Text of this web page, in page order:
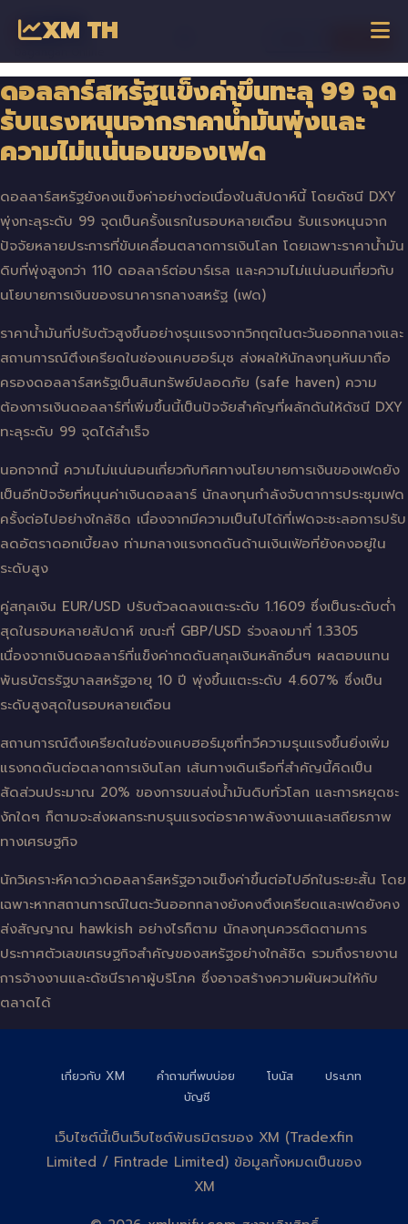
XM TH เริ่มเทรด
ดอลลาร์สหรัฐแข็งค่าขึ้นทะลุ 99 จุด
รับแรงหนุนจากราคาน้ำมันพุ่งและ
ความไม่แน่นอนของเฟด
ดอลลาร์สหรัฐยังคงแข็งค่าอย่างต่อเนื่องในสัปดาห์นี้ โดยดัชนี DXY
พุ่งทะลุระดับ 99 จุดเป็นครั้งแรกในรอบหลายเดือน รับแรงหนุนจาก
ปัจจัยหลายประการที่ขับเคลื่อนตลาดการเงินโลก โดยเฉพาะราคาน้ำมัน
ดิบที่พุ่งสูงกว่า 110 ดอลลาร์ต่อบาร์เรล และความไม่แน่นอนเกี่ยวกับ
นโยบายการเงินของธนาคารกลางสหรัฐ (เฟด)
ราคาน้ำมันที่ปรับตัวสูงขึ้นอย่างรุนแรงจากวิกฤตในตะวันออกกลางและ
สถานการณ์ตึงเครียดในช่องแคบฮอร์มุซ ส่งผลให้นักลงทุนหันมาถือ
ครองดอลลาร์สหรัฐเป็นสินทรัพย์ปลอดภัย (safe haven) ความ
ต้องการเงินดอลลาร์ที่เพิ่มขึ้นนี้เป็นปัจจัยสำคัญที่ผลักดันให้ดัชนี DXY
ทะลุระดับ 99 จุดได้สำเร็จ
นอกจากนี้ ความไม่แน่นอนเกี่ยวกับทิศทางนโยบายการเงินของเฟดยัง
เป็นอีกปัจจัยที่หนุนค่าเงินดอลลาร์ นักลงทุนกำลังจับตาการประชุมเฟด
ครั้งต่อไปอย่างใกล้ชิด เนื่องจากมีความเป็นไปได้ที่เฟดจะชะลอการปรับ
ลดอัตราดอกเบี้ยลง ท่ามกลางแรงกดดันด้านเงินเฟ้อที่ยังคงอยู่ใน
ระดับสูง
คู่สกุลเงิน EUR/USD ปรับตัวลดลงแตะระดับ 1.1609 ซึ่งเป็นระดับต่ำ
สุดในรอบหลายสัปดาห์ ขณะที่ GBP/USD ร่วงลงมาที่ 1.3305
เนื่องจากเงินดอลลาร์ที่แข็งค่ากดดันสกุลเงินหลักอื่นๆ ผลตอบแทน
พันธบัตรรัฐบาลสหรัฐอายุ 10 ปี พุ่งขึ้นแตะระดับ 4.607% ซึ่งเป็น
ระดับสูงสุดในรอบหลายเดือน
สถานการณ์ตึงเครียดในช่องแคบฮอร์มุซที่ทวีความรุนแรงขึ้นยิ่งเพิ่ม
แรงกดดันต่อตลาดการเงินโลก เส้นทางเดินเรือที่สำคัญนี้คิดเป็น
สัดส่วนประมาณ 20% ของการขนส่งน้ำมันดิบทั่วโลก และการหยุดชะ
งักใดๆ ก็ตามจะส่งผลกระทบรุนแรงต่อราคาพลังงานและเสถียรภาพ
ทางเศรษฐกิจ
นักวิเคราะห์คาดว่าดอลลาร์สหรัฐอาจแข็งค่าขึ้นต่อไปอีกในระยะสั้น โดย
เฉพาะหากสถานการณ์ในตะวันออกกลางยังคงตึงเครียดและเฟดยังคง
ส่งสัญญาณ hawkish อย่างไรก็ตาม นักลงทุนควรติดตามการ
ประกาศตัวเลขเศรษฐกิจสำคัญของสหรัฐอย่างใกล้ชิด รวมถึงรายงาน
การจ้างงานและดัชนีราคาผู้บริโภค ซึ่งอาจสร้างความผันผวนให้กับ
ตลาดได้
เกี่ยวกับ XM คำถามที่พบบ่อย โบนัส
ประเภท
บัญชี
เว็บไซต์นี้เป็นเว็บไซต์พันธมิตรของ XM (Tradexfin
Limited / Fintrade Limited) ข้อมูลทั้งหมดเป็นของ
XM